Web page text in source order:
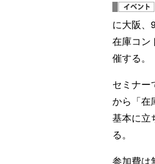
に大阪、
在庫コン
催する。
セミナー
から「在
基本に立
る。
参加費は